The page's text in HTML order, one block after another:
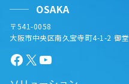
OSAKA
〒541-0058
大阪市中央区南久宝寺町4-1-2 御
Facebook
X YouTube